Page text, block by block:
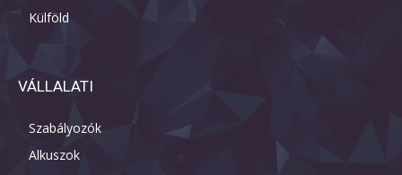
Külföld
VÁLLALATI
Szabályozók
Alkuszok